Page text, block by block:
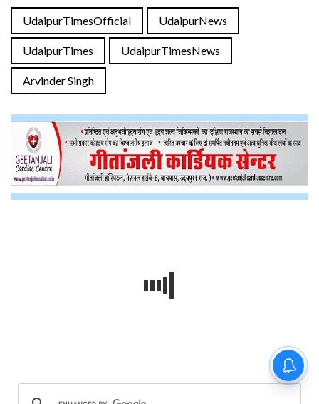
UdaipurTimesOfficial UdaipurNews
UdaipurTimes UdaipurTimesNews
Arvinder Singh